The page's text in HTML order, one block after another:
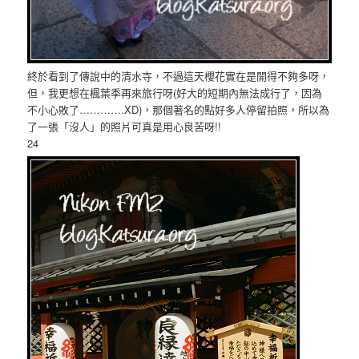
終於看到了傳說中的清水寺，不過這天櫻花實在是開得不夠多呀，
但，我更想在楓葉季再來旅行呀(好大的短期內無法成行了，因為
不小心敗了………….XD)，那個著名的點好多人停留拍照，所以為
了一張「沒人」的照片可真是用心良苦呀!!
24